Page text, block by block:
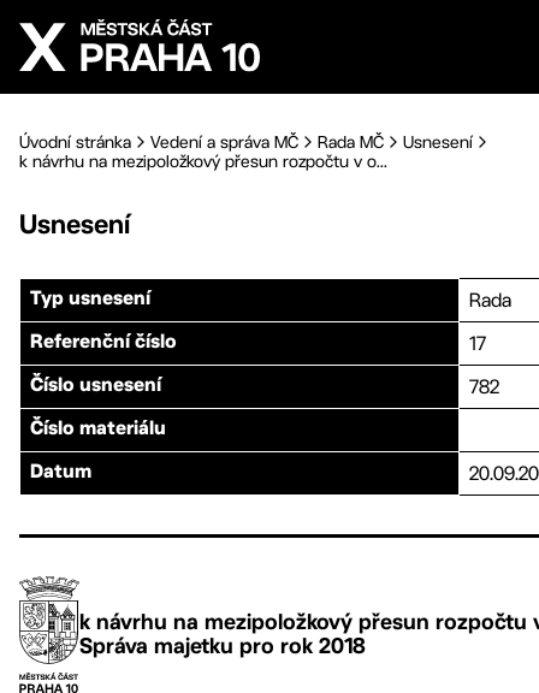
Přejít na hlavní obsah
Úvodní stránka Vedení a správa MČ Rada MČ
Usnesení
k návrhu na mezipoložkový přesun rozpočtu v o...
Usnesení
Typ usnesení Rada
Referenční číslo 17
Číslo usnesení 782
Číslo materiálu
Datum
k návrhu na mezipoložkový přesun rozpočtu
Správa majetku pro rok 2018